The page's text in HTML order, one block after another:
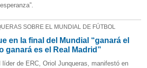
SOBRE EL MUNDIAL DE FÚTBOL
en la final del Mundial “ganará el
ganará es el Real Madrid”
de ERC, Oriol Junqueras, manifestó en